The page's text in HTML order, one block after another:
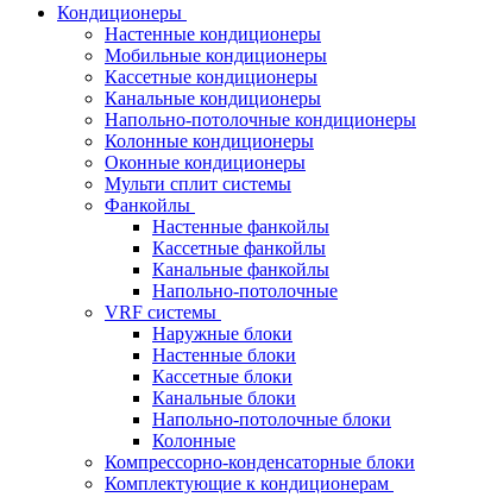
Кондиционеры
Настенные кондиционеры
Мобильные кондиционеры
Кассетные кондиционеры
Канальные кондиционеры
Напольно-потолочные кондиционеры
Колонные кондиционеры
Оконные кондиционеры
Мульти сплит системы
Фанкойлы
Настенные фанкойлы
Кассетные фанкойлы
Канальные фанкойлы
Напольно-потолочные
VRF системы
Наружные блоки
Настенные блоки
Кассетные блоки
Канальные блоки
Напольно-потолочные блоки
Колонные
Компрессорно-конденсаторные блоки
Комплектующие к кондиционерам